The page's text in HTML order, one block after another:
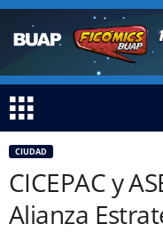
CIUDAD
CICEPAC y
Alianza